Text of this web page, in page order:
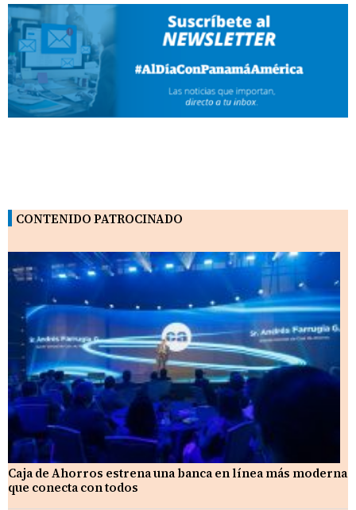
CONTENIDO PATROCINADO
Caja de Ahorros estrena una banca en línea más moderna
que conecta con todos